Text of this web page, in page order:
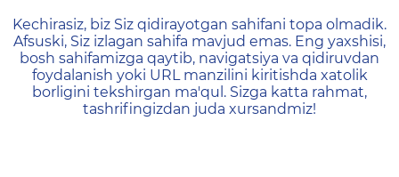
404 — Страница не
Kechirasiz, biz Siz qidirayotgan sahifani topa olmadik.
Afsuski, Siz izlagan sahifa mavjud emas. Eng yaxshisi,
bosh sahifamizga qaytib, navigatsiya va qidiruvdan
foydalanish yoki URL manzilini kiritishda xatolik
borligini tekshirgan ma'qul. Sizga katta rahmat,
tashrifingizdan juda xursandmiz!